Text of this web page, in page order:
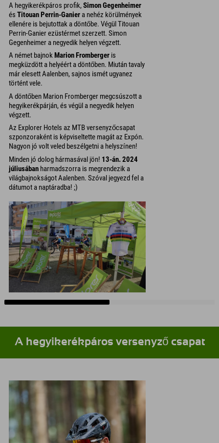
A hegyikerékpáros profik,Simon Gegenheimer
és Titouan Perrin-Ganier a nehéz körülmények
ellenére is bejutottak a döntőbe. Végül Titouan
Perrin-Ganier ezüstérmet szerzett. Simon
Gegenheimer a negyedik helyen végzett.
A német bajnokMarion Fromberger is
megküzdött a helyéért a döntőben. Miután tavaly
már elesett Aalenben, sajnos ismét ugyanez
történt vele.
A döntőben Marion Fromberger megcsúszott a
hegyikerékpárján, és végül a negyedik helyen
végzett.
Az Explorer Hotels az MTB versenyzőcsapat
szponzoraként is képviseltette magát az Expón.
Nagyon jó volt veled beszélgetni a helyszínen!
Minden jó dolog hármasával jön! 13-án. 2024
júliusában harmadszorra is megrendezik a
világbajnokságot Aalenben. Szóval jegyezd fel a
dátumot a naptáradba! ;)
A hegyikerékpáros versenyző csapat